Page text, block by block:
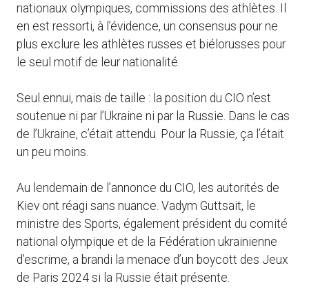
nationaux olympiques, commissions des athlètes. Il
en est ressorti, à l’évidence, un consensus pour ne
plus exclure les athlètes russes et biélorusses pour
le seul motif de leur nationalité.
Seul ennui, mais de taille : la position du CIO n’est
soutenue ni par l’Ukraine ni par la Russie. Dans le cas
de l’Ukraine, c’était attendu. Pour la Russie, ça l’était
un peu moins.
Au lendemain de l’annonce du CIO, les autorités de
Kiev ont réagi sans nuance. Vadym Guttsait, le
ministre des Sports, également président du comité
national olympique et de la Fédération ukrainienne
d’escrime, a brandi la menace d’un boycott des Jeux
de Paris 2024 si la Russie était présente.